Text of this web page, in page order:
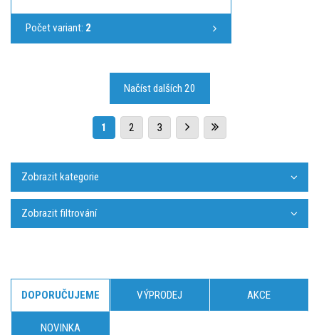
Počet variant: 2
Načíst dalších 20
1 2 3
Zobrazit kategorie
Zobrazit filtrování
DOPORUČUJEME VÝPRODEJ AKCE
NOVINKA